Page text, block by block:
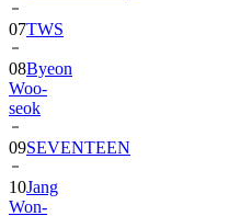
08Byeon
Woo-
seok
09SEVENTEEN
10Jang
Won-
young